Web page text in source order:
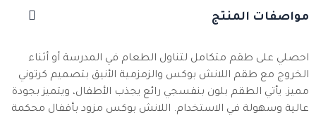
مواصفات المنتج
احصلي على طقم متكامل لتناول الطعام في المدرسة أو أثناء
الخروج مع طقم اللانش بوكس والزمزمية الأنيق بتصميم كرتوني
مميز. يأتي الطقم بلون بنفسجي رائع يجذب الأطفال، ويتميز بجودة
عالية وسهولة في الاستخدام. اللانش بوكس مزود بأقفال محكمة